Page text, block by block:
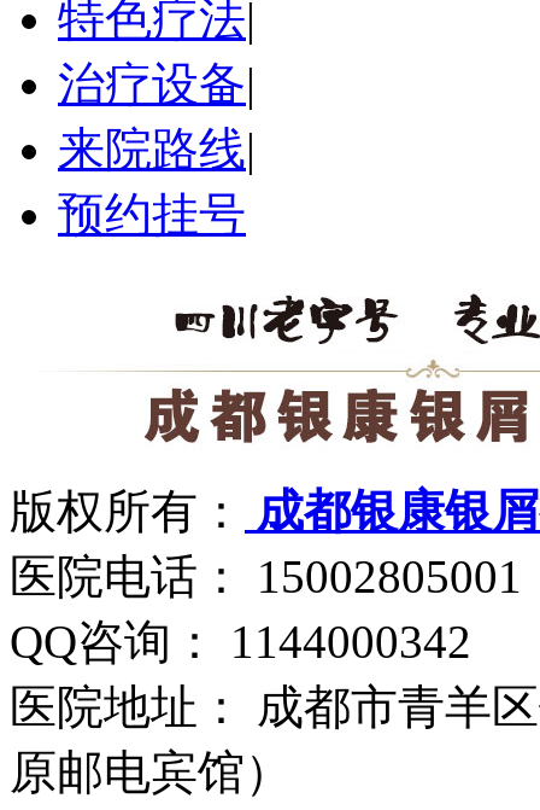
特色疗法|
治疗设备|
来院路线|
预约挂号
版权所有：
成都银康银
医院电话： 15002805001
QQ咨询： 1144000342
医院地址： 成都市青羊
原邮电宾馆）